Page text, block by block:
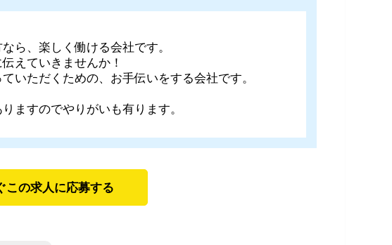
ら、楽しく働ける会社です。
えていきませんか！
いただくための、お手伝いをする会社です。
ますのでやりがいも有ります。
この求人に応募する